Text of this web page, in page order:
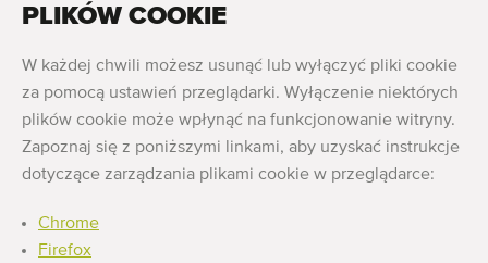
PLIKÓW COOKIE
W każdej chwili możesz usunąć lub wyłączyć pliki cookie
za pomocą ustawień przeglądarki. Wyłączenie niektórych
plików cookie może wpłynąć na funkcjonowanie witryny.
Zapoznaj się z poniższymi linkami, aby uzyskać instrukcje
dotyczące zarządzania plikami cookie w przeglądarce:
Chrome
Firefox